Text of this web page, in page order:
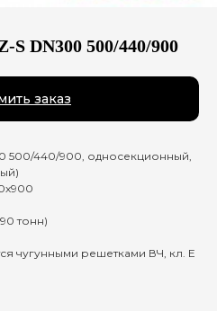
S DN300 500/440/900
заказ
500/440/900, односекционный,
тонн)
чугунными решетками ВЧ, кл. E